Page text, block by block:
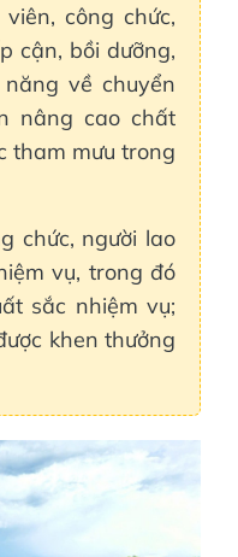
công chức,
cận, bồi dưỡng,
về chuyển
nâng cao chất
tham mưu trong
chức, người lao
vụ, trong đó
sắc nhiệm vụ;
khen thưởng